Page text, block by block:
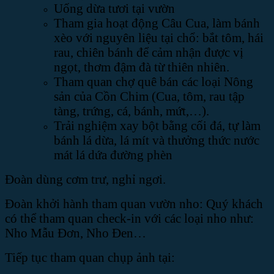
Uống dừa tươi tại vườn
Tham gia hoạt động Câu Cua, làm bánh
xèo với nguyên liệu tại chổ: bắt tôm, hái
rau, chiên bánh để cảm nhận được vị
ngọt, thơm đậm đà từ thiên nhiên.
Tham quan chợ quê bán các loại Nông
sản của Cồn Chim (Cua, tôm, rau tập
tàng, trứng, cá, bánh, mứt,…).
Trải nghiệm xay bột bằng cối đá, tự làm
bánh lá dừa, lá mít và thưởng thức nước
mát lá dứa đường phèn
Đoàn dùng cơm trư, nghỉ ngơi.
Đoàn khởi hành tham quan vườn nho: Quý khách
có thể tham quan check-in với các loại nho như:
Nho Mẫu Đơn, Nho Đen…
Tiếp tục tham quan chụp ảnh tại: